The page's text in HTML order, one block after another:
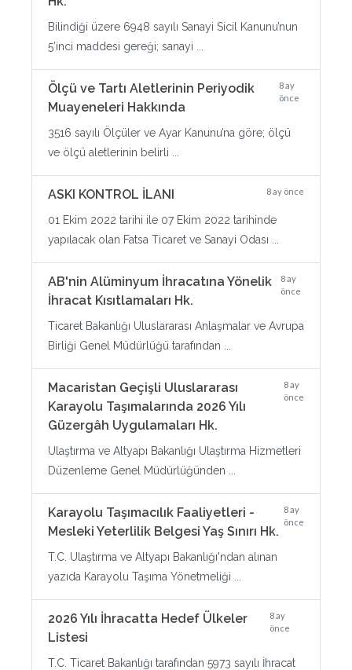
Bilindiği üzere 6948 sayılı Sanayi Sicil Kanunu’nun
5’inci maddesi gereği; sanayi ...
Ölçü ve Tartı Aletlerinin Periyodik
Muayeneleri Hakkında
8 ay
önce
3516 sayılı Ölçüler ve Ayar Kanunu’na göre; ölçü
ve ölçü aletlerinin belirli ...
ASKI KONTROL İLANI 8 ay önce
01 Ekim 2022 tarihi ile 07 Ekim 2022 tarihinde
yapılacak olan Fatsa Ticaret ve Sanayi Odası ...
AB'nin Alüminyum İhracatına Yönelik
İhracat Kısıtlamaları Hk.
8 ay
önce
Ticaret Bakanlığı Uluslararası Anlaşmalar ve Avrupa
Birliği Genel Müdürlüğü tarafından ...
Macaristan Geçişli Uluslararası
Karayolu Taşımalarında 2026 Yılı
Güzergâh Uygulamaları Hk.
8 ay
önce
Ulaştırma ve Altyapı Bakanlığı Ulaştırma Hizmetleri
Düzenleme Genel Müdürlüğünden ...
Karayolu Taşımacılık Faaliyetleri -
Mesleki Yeterlilik Belgesi Yaş Sınırı Hk.
8 ay
önce
T.C. Ulaştırma ve Altyapı Bakanlığı'ndan alınan
yazıda Karayolu Taşıma Yönetmeliği ...
2026 Yılı İhracatta Hedef Ülkeler
Listesi
8 ay
önce
T.C. Ticaret Bakanlığı tarafından 5973 sayılı İhracat